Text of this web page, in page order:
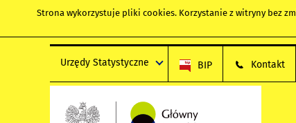
Strona wykorzystuje pliki cookies. Korzystanie z witryny bez
Urzędy Statystyczne BIP Kontakt